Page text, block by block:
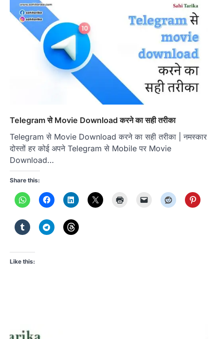
Telegram से Movie Download करने का सही तरीका
Telegram से Movie Download करने का सही तरीका | नमस्कार
दोस्तों हर कोई अपने Telegram से Mobile पर Movie
Download…
Share this:
Like this: